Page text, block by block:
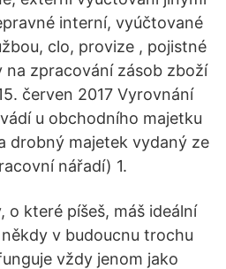
interní, vyúčtované
clo, provize , pojistné
na zpracování zásob zboží
červen 2017 Vyrovnání
u obchodního majetku
drobný majetek vydaný ze
nářadí) 1.
o které píšeš, máš ideální
v budoucnu trochu
vždy jenom jako